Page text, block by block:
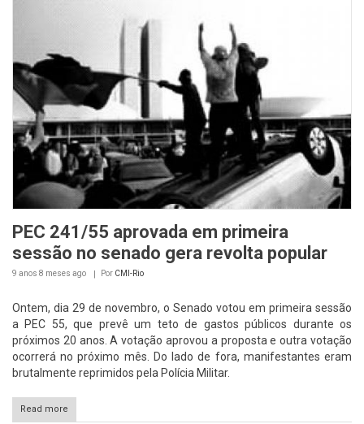
PEC 241/55 aprovada em primeira
sessão no senado gera revolta popular
9 anos 8 meses ago Por CMI-Rio
Ontem, dia 29 de novembro, o Senado votou em primeira sessão
a PEC 55, que prevê um teto de gastos públicos durante os
próximos 20 anos. A votação aprovou a proposta e outra votação
ocorrerá no próximo mês. Do lado de fora, manifestantes eram
brutalmente reprimidos pela Polícia Militar.
Read more